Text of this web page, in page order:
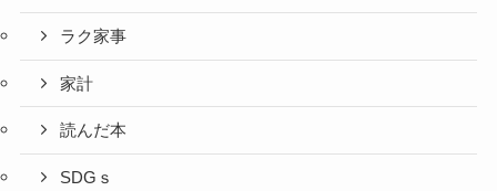
ラク家事
家計
読んだ本
SDGｓ